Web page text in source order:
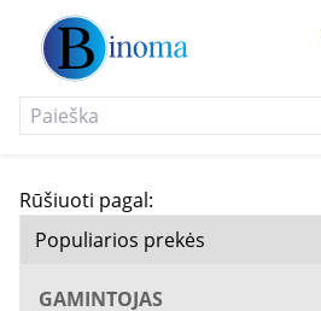
Rūšiuoti pagal:
GAMINTOJAS